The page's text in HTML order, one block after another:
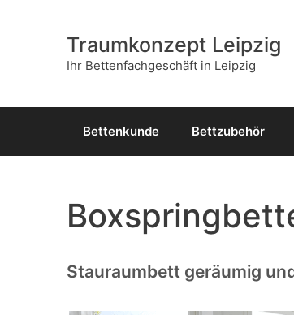
Traumkonzept Leipzig
Ihr Bettenfachgeschäft in Leipzig
Bettenkunde Bettzubehör
Stauraumbett geräumig